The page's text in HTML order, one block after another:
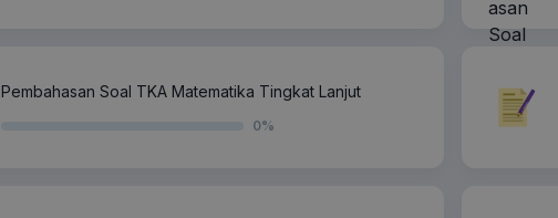
Pembahasan Soal TKA Matematika Tingkat Lanjut
0%